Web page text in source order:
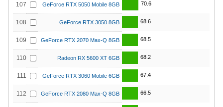
107 GeForce RTX 5050 Mobile 8GB 70.6
108 GeForce RTX 3050 8GB 68.6
109 GeForce RTX 2070 Max-Q 8GB 68.5
110 Radeon RX 5600 XT 6GB 68.2
111 GeForce RTX 3060 Mobile 6GB 67.4
112 GeForce RTX 2080 Max-Q 8GB 66.5